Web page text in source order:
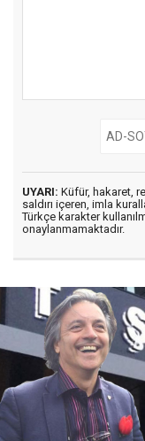
UYARI: Küfür, hakaret,
saldırı içeren, imla
Türkçe karakter
onaylanmamaktadır.